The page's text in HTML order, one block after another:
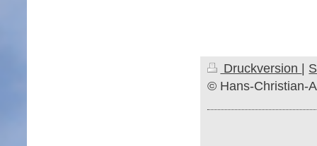
Druckversion |
© Hans-Christian-